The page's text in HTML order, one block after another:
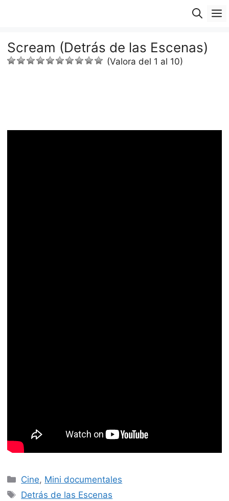
Scream (Detrás de las Escenas)
(Valora del 1 al 10)
Categorías
Cine, Mini documentales
Etiquetas
Detrás de las Escenas